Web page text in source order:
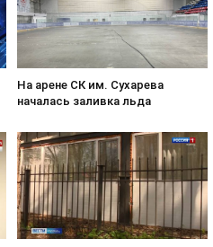
На арене СК им. Сухарева
началась заливка льда